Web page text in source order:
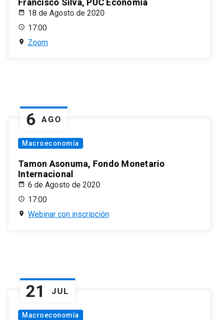
Francisco Silva, PUC Economía
18 de Agosto de 2020
17:00
Zoom
6 AGO
Macroeconomía
Tamon Asonuma, Fondo Monetario
Internacional
6 de Agosto de 2020
17:00
Webinar con inscripción
21 JUL
Macroeconomía